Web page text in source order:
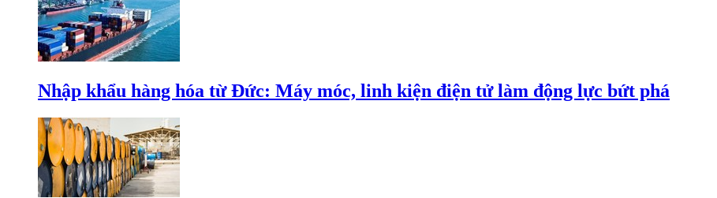
Nhập khẩu hàng hóa từ Đức: Máy móc, linh kiện điện tử làm động lực bứt phá